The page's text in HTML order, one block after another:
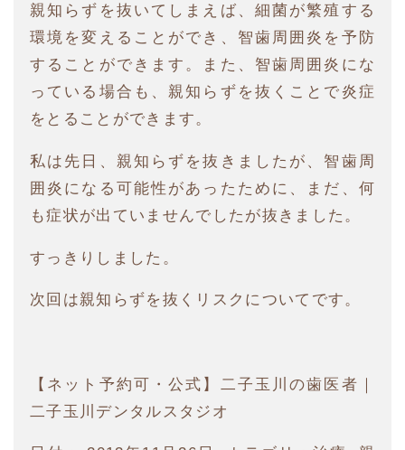
親知らずを抜いてしまえば、細菌が繁殖する
環境を変えることができ、智歯周囲炎を予防
することができます。また、智歯周囲炎にな
っている場合も、親知らずを抜くことで炎症
をとることができます。
私は先日、親知らずを抜きましたが、智歯周
囲炎になる可能性があったために、まだ、何
も症状が出ていませんでしたが抜きました。
すっきりしました。
次回は親知らずを抜くリスクについてです。
【ネット予約可・公式】二子玉川の歯医者｜
二子玉川デンタルスタジオ